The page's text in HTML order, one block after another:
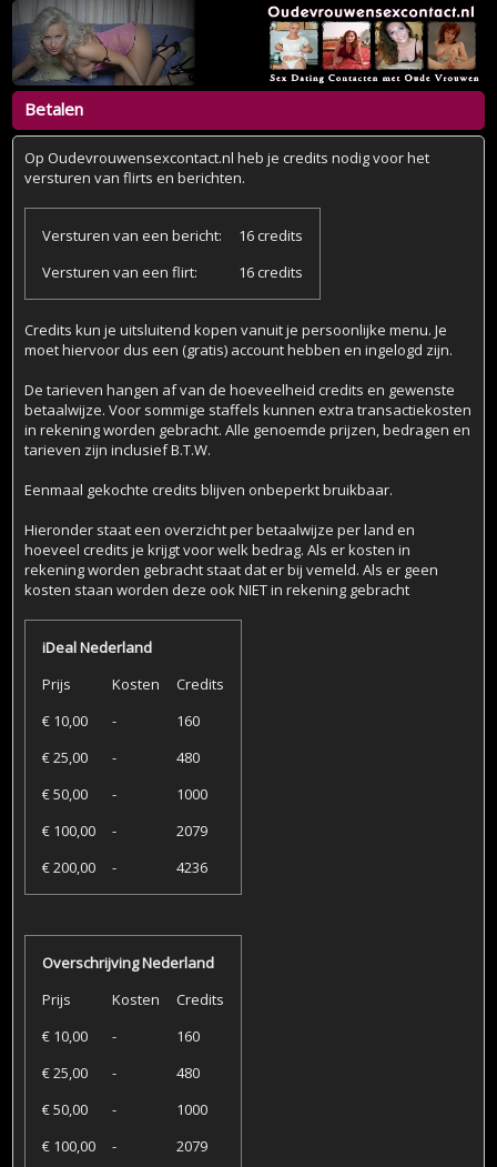
Betalen
Op Oudevrouwensexcontact.nl heb je credits nodig voor het
versturen van flirts en berichten.
Versturen van een bericht:
16 credits
Versturen van een flirt:
16 credits
Credits kun je uitsluitend kopen vanuit je persoonlijke menu. Je
moet hiervoor dus een (gratis) account hebben en ingelogd zijn.
De tarieven hangen af van de hoeveelheid credits en gewenste
betaalwijze. Voor sommige staffels kunnen extra transactiekosten
in rekening worden gebracht. Alle genoemde prijzen, bedragen en
tarieven zijn inclusief B.T.W.
Eenmaal gekochte credits blijven onbeperkt bruikbaar.
Hieronder staat een overzicht per betaalwijze per land en
hoeveel credits je krijgt voor welk bedrag. Als er kosten in
rekening worden gebracht staat dat er bij vemeld. Als er geen
kosten staan worden deze ook NIET in rekening gebracht
iDeal Nederland
Prijs
Kosten
Credits
€ 10,00
-
160
€ 25,00
-
480
€ 50,00
-
1000
€ 100,00
-
2079
€ 200,00
- 4236
Overschrijving Nederland
Prijs
Kosten
Credits
€ 10,00
-
160
€ 25,00
-
480
€ 50,00
-
1000
€ 100,00
-
2079